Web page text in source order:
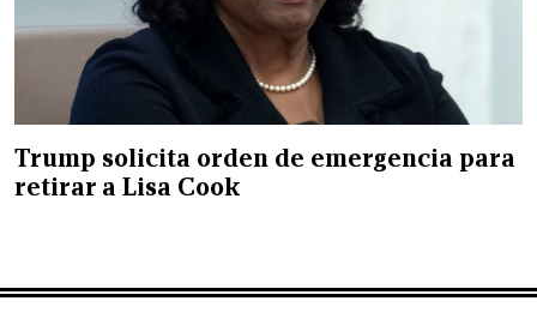
Trump solicita orden de emergencia para
retirar a Lisa Cook